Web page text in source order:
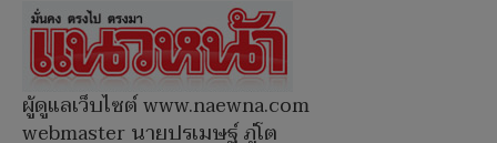
ผู้ดูแลเว็บไซต์ www.naewna.com
webmaster นายปรเมษฐ์ ภู่โต